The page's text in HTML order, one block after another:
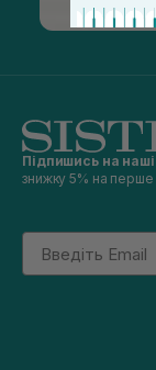
Підпишись на
знижку 5% на
Email